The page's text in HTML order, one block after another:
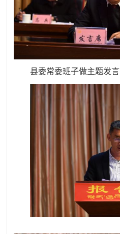
县委常委班子做主题发言